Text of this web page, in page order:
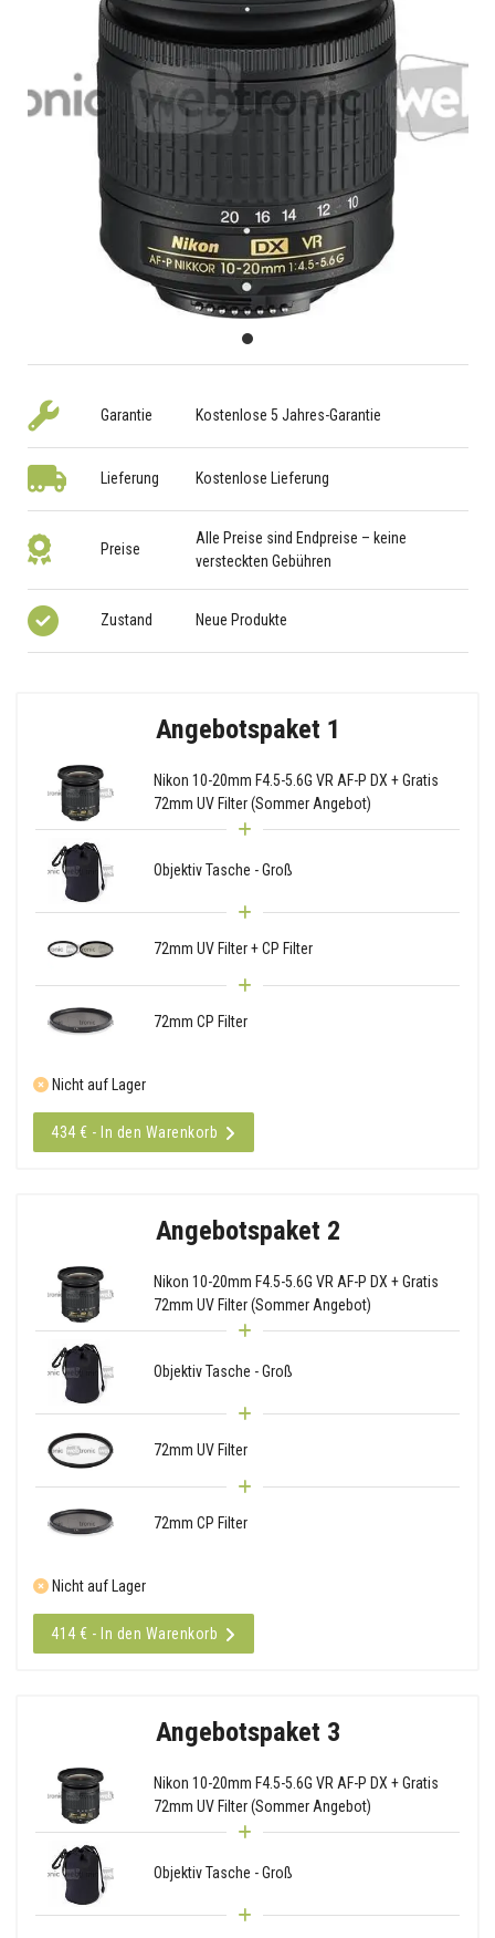
Garantie Kostenlose 5 Jahres-Garantie
Lieferung Kostenlose Lieferung
Preise
Alle Preise sind Endpreise – keine
versteckten Gebühren
Zustand Neue Produkte
Angebotspaket 1
Nikon 10-20mm F4.5-5.6G VR AF-P DX + Gratis
72mm UV Filter (Sommer Angebot)
Objektiv Tasche - Groß
72mm UV Filter + CP Filter
72mm CP Filter
Nicht auf Lager
434 € - In den Warenkorb
Angebotspaket 2
Nikon 10-20mm F4.5-5.6G VR AF-P DX + Gratis
72mm UV Filter (Sommer Angebot)
Objektiv Tasche - Groß
72mm UV Filter
72mm CP Filter
Nicht auf Lager
414 € - In den Warenkorb
Angebotspaket 3
Nikon 10-20mm F4.5-5.6G VR AF-P DX + Gratis
72mm UV Filter (Sommer Angebot)
Objektiv Tasche - Groß